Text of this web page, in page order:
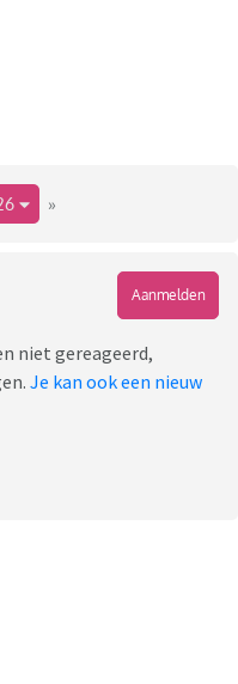
»
Aanmelden
niet gereageerd,
Je kan ook een nieuw